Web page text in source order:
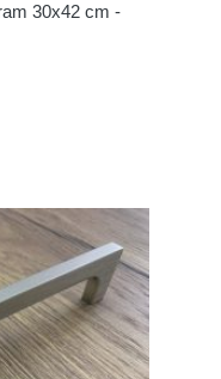
30x42 cm -